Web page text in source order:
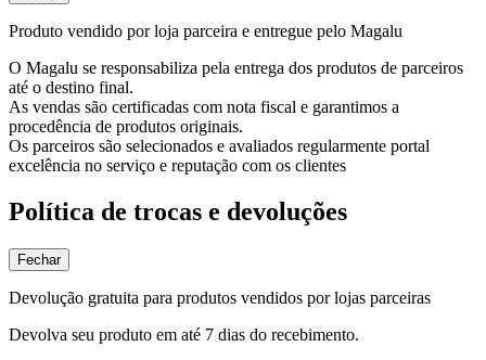
Produto vendido por loja parceira e entregue pelo Magalu
O Magalu se responsabiliza pela entrega dos produtos de parceiros
até o destino final.
As vendas são certificadas com nota fiscal e garantimos a
procedência de produtos originais.
Os parceiros são selecionados e avaliados regularmente portal
excelência no serviço e reputação com os clientes
Política de trocas e devoluções
Fechar
Devolução gratuita para produtos vendidos por lojas parceiras
Devolva seu produto em até 7 dias do recebimento.